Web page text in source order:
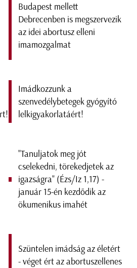
Budapest mellett
Debrecenben is megszervezik
az idei abortusz elleni
imamozgalmat
Imádkozzunk a
szenvedélybetegek gyógyító
lelkigyakorlatáért!
"Tanuljatok meg jót
cselekedni, törekedjetek az
igazságra" (Ézs/Iz 1,17) -
január 15-én kezdődik az
ökumenikus imahét
Szüntelen imádság az életért
- véget ért az abortuszellenes